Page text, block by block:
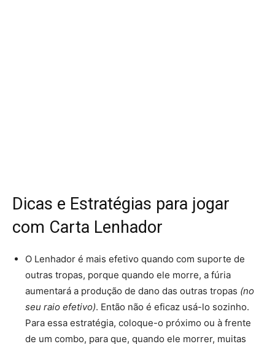
Dicas e Estratégias para jogar
com Carta Lenhador
O Lenhador é mais efetivo quando com suporte de
outras tropas, porque quando ele morre, a fúria
aumentará a produção de dano das outras tropas (no
seu raio efetivo). Então não é eficaz usá-lo sozinho.
Para essa estratégia, coloque-o próximo ou à frente
de um combo, para que, quando ele morrer, muitas